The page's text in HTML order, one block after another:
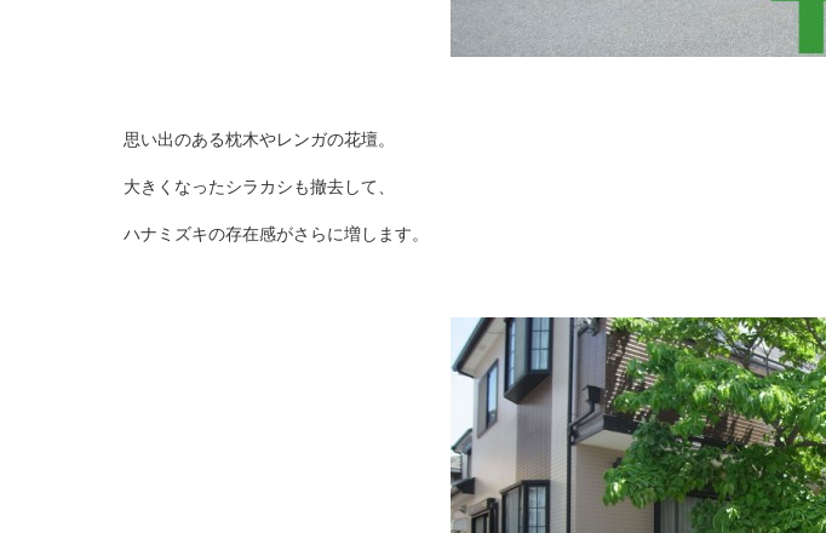
思い出のある枕木やレンガの花壇。
大きくなったシラカシも撤去して、
ハナミズキの存在感がさらに増します。